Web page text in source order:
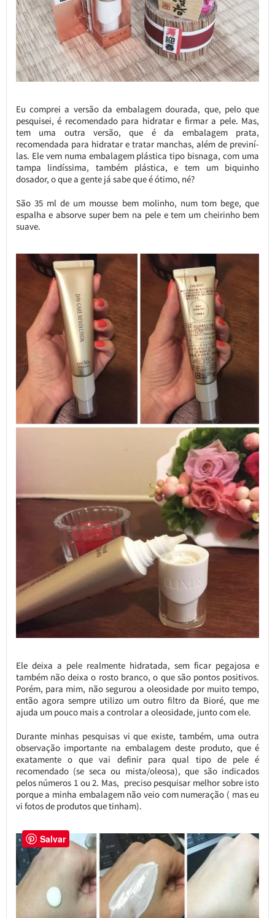
Eu comprei a versão da embalagem dourada, que, pelo que
pesquisei, é recomendado para hidratar e firmar a pele. Mas,
tem uma outra versão, que é da embalagem prata,
recomendada para hidratar e tratar manchas, além de previní-
las. Ele vem numa embalagem plástica tipo bisnaga, com uma
tampa lindíssima, também plástica, e tem um biquinho
dosador, o que a gente já sabe que é ótimo, né?
São 35 ml de um mousse bem molinho, num tom bege, que
espalha e absorve super bem na pele e tem um cheirinho bem
suave.
Ele deixa a pele realmente hidratada, sem ficar pegajosa e
também não deixa o rosto branco, o que são pontos positivos.
Porém, para mim, não segurou a oleosidade por muito tempo,
então agora sempre utilizo um outro filtro da Bioré, que me
ajuda um pouco mais a controlar a oleosidade, junto com ele.
Durante minhas pesquisas vi que existe, também, uma outra
observação importante na embalagem deste produto, que é
exatamente o que vai definir para qual tipo de pele é
recomendado (se seca ou mista/oleosa), que são indicados
pelos números 1 ou 2. Mas, preciso pesquisar melhor sobre isto
porque a minha embalagem não veio com numeração ( mas eu
vi fotos de produtos que tinham).
Salvar